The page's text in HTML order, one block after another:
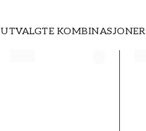
UTVALGTE KOMBINASJONER